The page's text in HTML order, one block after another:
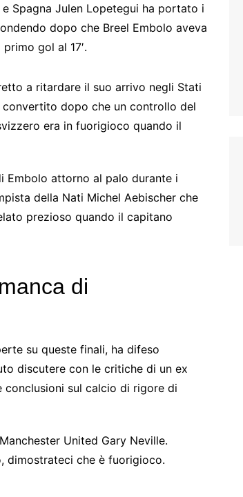
e Spagna Julen Lopetegui ha portato i
dopo che Breel Embolo aveva
gol al 17′.
a ritardare il suo arrivo negli Stati
convertito dopo che un controllo del
era in fuorigioco quando il
Embolo attorno al palo durante i
della Nati Michel Aebischer che
prezioso quando il capitano
di
su queste finali, ha difeso
discutere con le critiche di un ex
conclusioni sul calcio di rigore di
United Gary Neville.
dimostrateci che è fuorigioco.